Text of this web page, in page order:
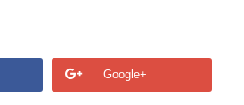
Google+